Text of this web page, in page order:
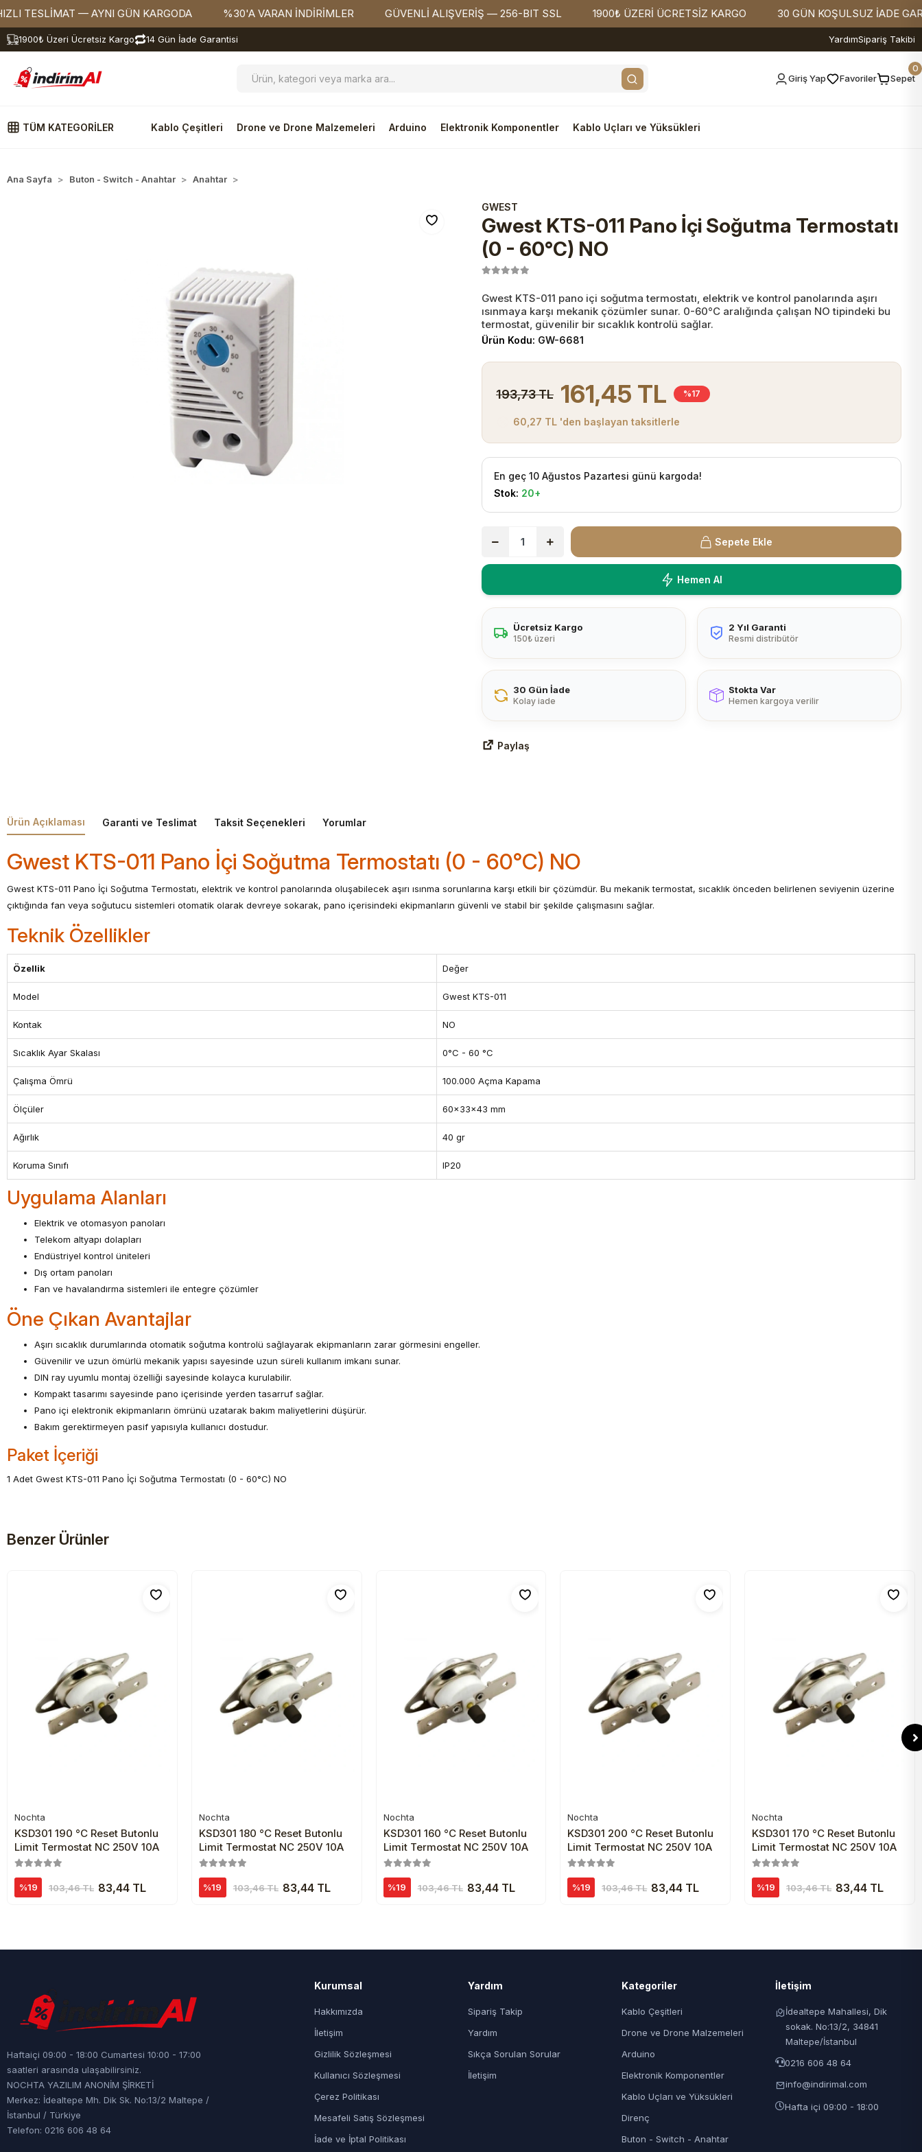
— AYNI GÜN KARGODA %30'A VARAN İNDİRİMLER GÜVENLİ ALIŞVERİŞ — 256-BIT SSL 1900₺ ÜZERİ ÜCRETSİZ KARGO 30 GÜN KOŞULSUZ İADE
1900₺ Üzeri Ücretsiz Kargo 14 Gün İade Garantisi YardımSipariş Takibi
Giriş Yap Favoriler Sepet
0
TÜM KATEGORİLER Kablo Çeşitleri Drone ve Drone Malzemeleri Arduino Elektronik Komponentler Kablo Uçları ve Yüksükleri
Ana Sayfa Buton - Switch - Anahtar Anahtar
GWEST
Gwest KTS-011 Pano İçi Soğutma Termostatı
(0 - 60°C) NO
Gwest KTS-011 pano içi soğutma termostatı, elektrik ve kontrol panolarında aşırı
ısınmaya karşı mekanik çözümler sunar. 0-60°C aralığında çalışan NO tipindeki bu
termostat, güvenilir bir sıcaklık kontrolü sağlar.
Ürün Kodu: GW-6681
193,73 TL 161,45 TL %17
60,27 TL 'den başlayan taksitlerle
En geç 10 Ağustos Pazartesi günü kargoda!
Stok: 20+
Sepete Ekle
Hemen Al
Ücretsiz Kargo
150₺ üzeri
2 Yıl Garanti
Resmi distribütör
30 Gün İade
Kolay iade
Stokta Var
Hemen kargoya verilir
Paylaş
Ürün Açıklaması Garanti ve Teslimat Taksit Seçenekleri Yorumlar
Gwest KTS-011 Pano İçi Soğutma Termostatı (0 - 60°C) NO
Gwest KTS-011 Pano İçi Soğutma Termostatı, elektrik ve kontrol panolarında oluşabilecek aşırı ısınma sorunlarına karşı etkili bir çözümdür. Bu mekanik termostat, sıcaklık önceden belirlenen seviyenin üzerine
çıktığında fan veya soğutucu sistemleri otomatik olarak devreye sokarak, pano içerisindeki ekipmanların güvenli ve stabil bir şekilde çalışmasını sağlar.
Teknik Özellikler
Özellik Değer
Model Gwest KTS-011
Kontak NO
Sıcaklık Ayar Skalası 0°C - 60 °C
Çalışma Ömrü 100.000 Açma Kapama
Ölçüler 60x33x43 mm
Ağırlık 40 gr
Koruma Sınıfı IP20
Uygulama Alanları
Elektrik ve otomasyon panoları
Telekom altyapı dolapları
Endüstriyel kontrol üniteleri
Dış ortam panoları
Fan ve havalandırma sistemleri ile entegre çözümler
Öne Çıkan Avantajlar
Aşırı sıcaklık durumlarında otomatik soğutma kontrolü sağlayarak ekipmanların zarar görmesini engeller.
Güvenilir ve uzun ömürlü mekanik yapısı sayesinde uzun süreli kullanım imkanı sunar.
DIN ray uyumlu montaj özelliği sayesinde kolayca kurulabilir.
Kompakt tasarımı sayesinde pano içerisinde yerden tasarruf sağlar.
Pano içi elektronik ekipmanların ömrünü uzatarak bakım maliyetlerini düşürür.
Bakım gerektirmeyen pasif yapısıyla kullanıcı dostudur.
Paket İçeriği
1 Adet Gwest KTS-011 Pano İçi Soğutma Termostatı (0 - 60°C) NO
Benzer Ürünler
Sepete Ekle
Nochta
KSD301 190 °C Reset Butonlu
Limit Termostat NC 250V 10A
%19 103,46 TL 83,44 TL
Sepete Ekle
Nochta
KSD301 180 °C Reset Butonlu
Limit Termostat NC 250V 10A
%19 103,46 TL 83,44 TL
Sepete Ekle
Nochta
KSD301 160 °C Reset Butonlu
Limit Termostat NC 250V 10A
%19 103,46 TL 83,44 TL
Sepete Ekle
Nochta
KSD301 200 °C Reset Butonlu
Limit Termostat NC 250V 10A
%19 103,46 TL 83,44 TL
Sepete Ekle
Nochta
KSD301 170 °C Reset Butonlu
Limit Termostat NC 250V 10A
%19 103,46 TL 83,44 TL
Haftaiçi 09:00 - 18:00 Cumartesi 10:00 - 17:00
saatleri arasında ulaşabilirsiniz.
NOCHTA YAZILIM ANONİM ŞİRKETİ
Merkez: İdealtepe Mh. Dik Sk. No:13/2 Maltepe /
İstanbul / Türkiye
Telefon: 0216 606 48 64
Kurumsal
Hakkımızda
İletişim
Gizlilik Sözleşmesi
Kullanıcı Sözleşmesi
Çerez Politikası
Mesafeli Satış Sözleşmesi
İade ve İptal Politikası
Yardım
Sipariş Takip
Yardım
Sıkça Sorulan Sorular
İletişim
Kategoriler
Kablo Çeşitleri
Drone ve Drone Malzemeleri
Arduino
Elektronik Komponentler
Kablo Uçları ve Yüksükleri
Direnç
Buton - Switch - Anahtar
İletişim
İdealtepe Mahallesi, Dik
sokak. No:13/2, 34841
Maltepe/İstanbul
0216 606 48 64
info@indirimal.com
Hafta içi 09:00 - 18:00